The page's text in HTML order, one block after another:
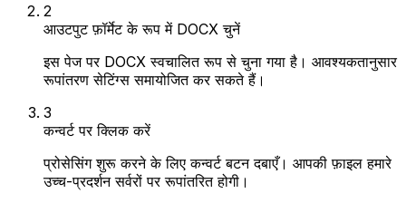
2
आउटपुट फ़ॉर्मेट के रूप में DOCX चुनें
इस पेज पर DOCX स्वचालित रूप से चुना गया है। आवश्यकतानुसार
रूपांतरण सेटिंग्स समायोजित कर सकते हैं।
3
कन्वर्ट पर क्लिक करें
प्रोसेसिंग शुरू करने के लिए कन्वर्ट बटन दबाएँ। आपकी फ़ाइल हमारे
उच्च-प्रदर्शन सर्वरों पर रूपांतरित होगी।